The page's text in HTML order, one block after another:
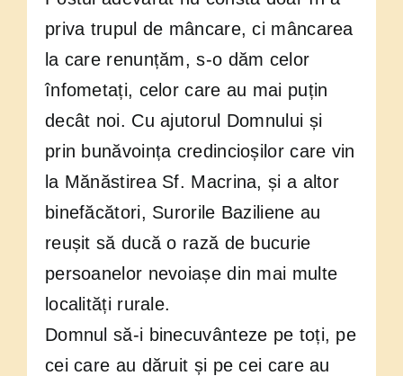
priva trupul de mâncare, ci mâncarea
la care renunțăm, s-o dăm celor
înfometați, celor care au mai puțin
decât noi. Cu ajutorul Domnului și
prin bunăvoința credincioșilor care vin
la Mănăstirea Sf. Macrina, și a altor
binefăcători, Surorile Baziliene au
reușit să ducă o rază de bucurie
persoanelor nevoiașe din mai multe
localități rurale.
Domnul să-i binecuvânteze pe toți, pe
cei care au dăruit și pe cei care au